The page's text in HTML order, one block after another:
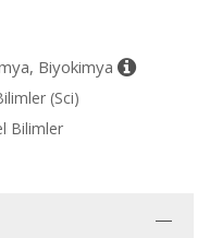
Biyokimya
(Sci)
Bilimler